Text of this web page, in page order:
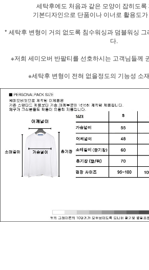
세탁후에도 처음과 같은 모양이 잡히도록
기본디자인으로 단품이나 이너로 활용도
* 세탁후 변형이 거의 없도록 침수워싱과 덤블워싱
다.
※저희 세미오버 반팔티를 선호하시는 고객님들께
※세탁후 변형이 전혀 없을정도의 기능성